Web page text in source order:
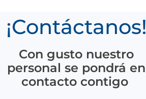
¡Contáctanos!
Con gusto nuestro
personal se pondrá en
contacto contigo